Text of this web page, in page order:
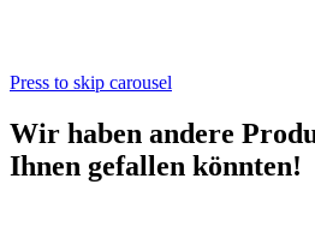
Press to skip carousel
Wir haben andere
Ihnen gefallen könnten!